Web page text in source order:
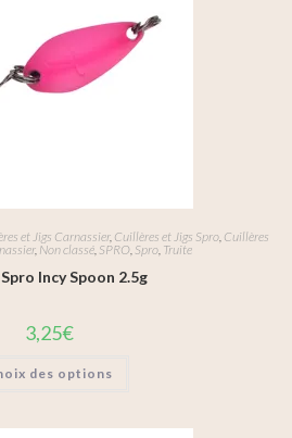
et Jigs Carnassier, Cuillères et Jigs Spro, Cuillères
, Non classé, SPRO, Spro, Truite
Incy Spoon 2.5g
3,25€
des options